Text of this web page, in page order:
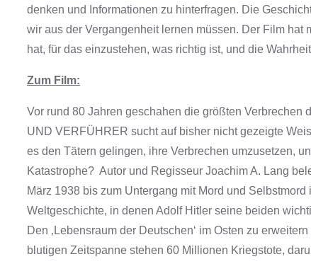
denken und Informationen zu hinterfragen. Die
wir aus der Vergangenheit lernen müssen. Der Film
hat, für das einzustehen, was richtig ist, und die
Zum Film:
Vor rund 80 Jahren geschahen die größten
UND VERFÜHRER sucht auf bisher nicht gezeigte
es den Tätern gelingen, ihre Verbrechen umzusetzen,
Katastrophe? Autor und Regisseur Joachim A. Lang
März 1938 bis zum Untergang mit Mord und
Weltgeschichte, in denen Adolf Hitler seine beiden
Den ‚Lebensraum der Deutschen‘ im Osten zu
blutigen Zeitspanne stehen 60 Millionen Kriegstote,